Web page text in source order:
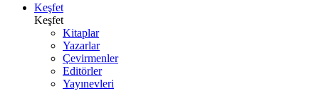
Keşfet
Keşfet
Kitaplar
Yazarlar
Çevirmenler
Editörler
Yayınevleri